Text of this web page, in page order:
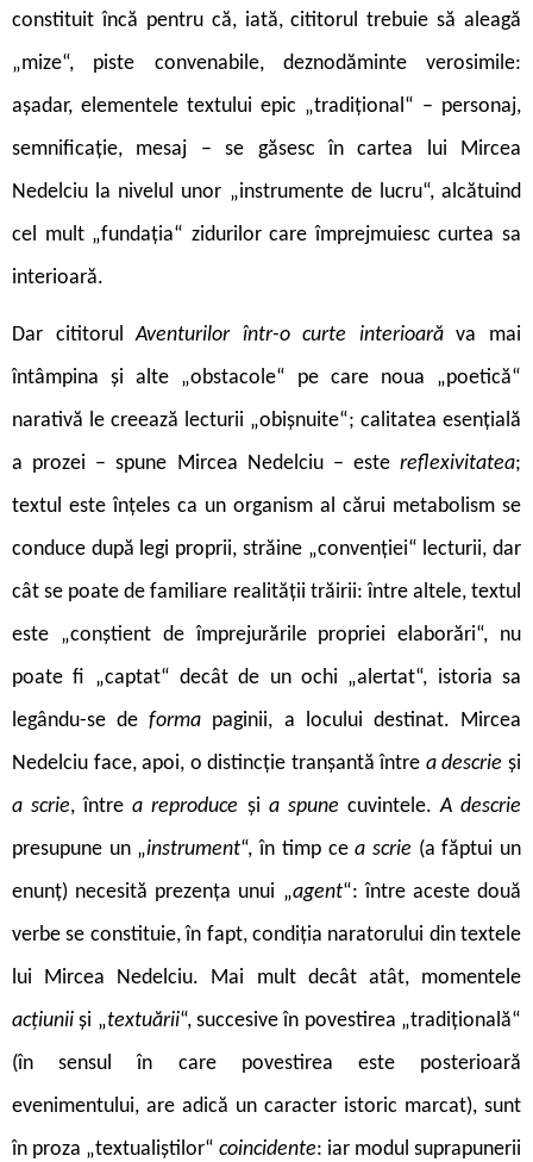
constituit încă pentru că, iată, cititorul trebuie să aleagă
„mize“, piste convenabile, deznodăminte verosimile:
așadar, elementele textului epic „tradițional“ – personaj,
semnificație, mesaj – se găsesc în cartea lui Mircea
Nedelciu la nivelul unor „instrumente de lucru“, alcătuind
cel mult „fundația“ zidurilor care împrejmuiesc curtea sa
interioară.
Dar cititorulAventurilor într-o curte interioarăva mai
întâmpina și alte „obstacole“ pe care noua „poetică“
narativă le creează lecturii „obișnuite“; calitatea esențială
a prozei – spune Mircea Nedelciu – este reflexivitatea;
textul este înțeles ca un organism al cărui metabolism se
conduce după legi proprii, străine „convenției“ lecturii, dar
cât se poate de familiare realității trăirii: între altele, textul
este „conștient de împrejurările propriei elaborări“, nu
poate fi „captat“ decât de un ochi „alertat“, istoria sa
legându-se deforma paginii, a locului destinat. Mircea
Nedelciu face, apoi, o distincție tranșantă între a descrieși
a scrie, întrea reproduce și a spune cuvintele.A descrie
presupune un „instrument“, în timp cea scrie (a făptui un
enunț) necesită prezența unui „agent“: între aceste două
verbe se constituie, în fapt, condiția naratorului din textele
lui Mircea Nedelciu. Mai mult decât atât, momentele
acțiuniiși „textuării“, succesive în povestirea „tradițională“
(în sensul în care povestirea este posterioară
evenimentului, are adică un caracter istoric marcat), sunt
în proza „textualiștilor“ coincidente: iar modul suprapunerii